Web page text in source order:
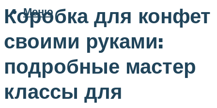
Меню
Коробка для конфет
своими руками:
подробные мастер
классы для